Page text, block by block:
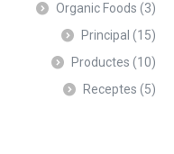
Organic Foods (3)
Principal (15)
Productes (10)
Receptes (5)